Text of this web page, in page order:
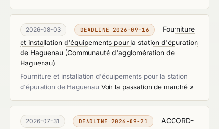
2026-08-03 DEADLINE 2026-09-16
Fourniture
et installation d'équipements pour la station d'épuration
de Haguenau (Communauté d'agglomération de
Haguenau)
Fourniture et installation d'équipements pour la station
d'épuration de Haguenau Voir la passation de marché »
2026-07-31 DEADLINE 2026-09-21
ACCORD-